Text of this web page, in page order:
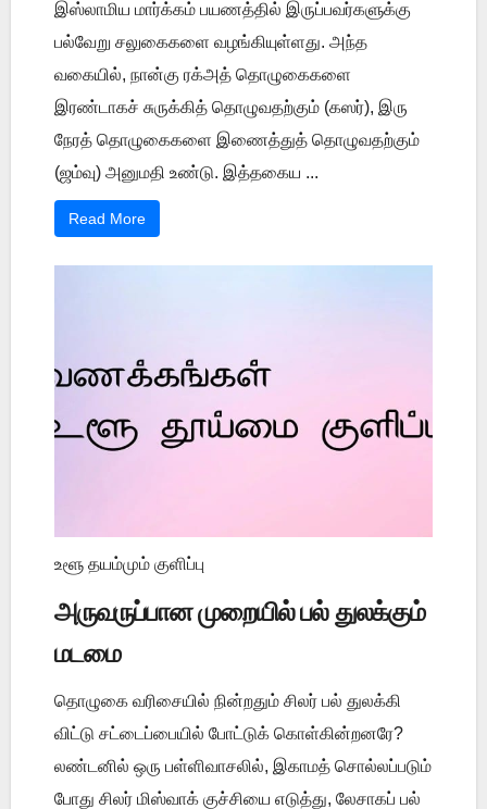
இஸ்லாமிய மார்க்கம் பயணத்தில் இருப்பவர்களுக்கு
பல்வேறு சலுகைகளை வழங்கியுள்ளது. அந்த
வகையில், நான்கு ரக்அத் தொழுகைகளை
இரண்டாகச் சுருக்கித் தொழுவதற்கும் (கஸர்), இரு
நேரத் தொழுகைகளை இணைத்துத் தொழுவதற்கும்
(ஜம்வு) அனுமதி உண்டு. இத்தகைய ...
Read More
உளூ தயம்மும் குளிப்பு
அருவருப்பான முறையில் பல் துலக்கும்
மடமை
தொழுகை வரிசையில் நின்றதும் சிலர் பல் துலக்கி
விட்டு சட்டைப்பையில் போட்டுக் கொள்கின்றனரே?
லண்டனில் ஒரு பள்ளிவாசலில், இகாமத் சொல்லப்படும்
போது சிலர் மிஸ்வாக் குச்சியை எடுத்து, லேசாகப் பல்